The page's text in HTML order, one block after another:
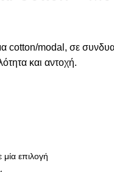
cotton/modal, σε
και αντοχή.